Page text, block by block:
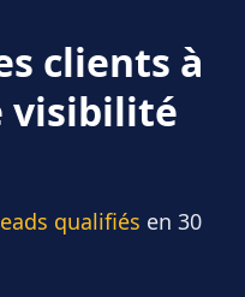
clients à
visibilité
qualifiés en 30